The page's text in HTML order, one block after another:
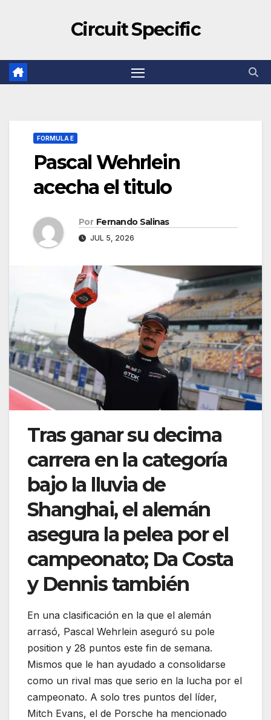
Circuit Specific
FORMULA E
Pascal Wehrlein
acecha el titulo
Por Fernando Salinas
JUL 5, 2026
Tras ganar su decima
carrera en la categoría
bajo la lluvia de
Shanghai, el alemán
asegura la pelea por el
campeonato; Da Costa
y Dennis también
En una clasificación en la que el alemán
arrasó, Pascal Wehrlein aseguró su pole
position y 28 puntos este fin de semana.
Mismos que le han ayudado a consolidarse
como un rival mas que serio en la lucha por el
campeonato. A solo tres puntos del líder,
Mitch Evans, el de Porsche ha mencionado